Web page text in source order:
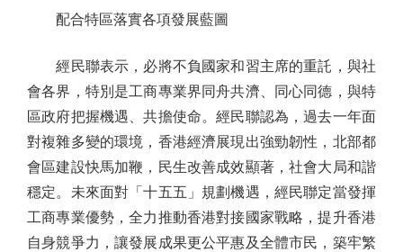
配合特區落實各項發展藍圖
經民聯表示，必將不負國家和習主席的重託，與社
會各界，特別是工商專業界同舟共濟、同心同德，與特
區政府把握機遇、共擔使命。經民聯認為，過去一年面
對複雜多變的環境，香港經濟展現出強勁韌性，北部都
會區建設快馬加鞭，民生改善成效顯著，社會大局和諧
穩定。未來面對「十五五」規劃機遇，經民聯定當發揮
工商專業優勢，全力推動香港對接國家戰略，提升香港
自身競爭力，讓發展成果更公平惠及全體市民，築牢繁